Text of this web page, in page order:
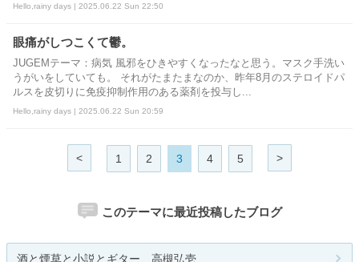
Hello,rainy days | 2025.06.22 Sun 22:50
眼痛がしつこくて鬱。
JUGEMテーマ：病気 風邪をひきやすくなったなと思う。マスク手洗い
うがいをしていても。 それがたまたまなのか、昨年8月のステロイドパ
ルスを皮切りに免疫抑制作用のある薬剤を投与し...
Hello,rainy days | 2025.06.22 Sun 20:59
< 1 2 3 4 5 >
このテーマに最近投稿したブログ
酒と煙草と小説とギター 高槻弘壱